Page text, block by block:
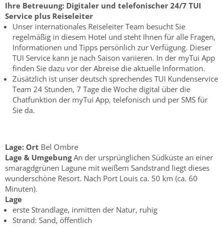
Ihre Betreuung: Digitaler und telefonischer 24/7 TUI
Service plus Reiseleiter
Unser internationales Reiseleiter Team besucht Sie
regelmäßig in diesem Hotel und steht Ihnen für alle Fragen,
Informationen und Tipps persönlich zur Verfügung. Dieser
TUI Service kann je nach Saison variieren. In der myTui App
finden Sie dazu vor der Abreise die aktuelle Information.
Zusätzlich ist unser deutsch sprechendes TUI Kundenservice
Team 24 Stunden, 7 Tage die Woche digital über die
Chatfunktion der myTui App, telefonisch und per SMS für
Sie da.
Lage: Ort Bel Ombre
Lage & UmgebungAn der ursprünglichen Südküste an einer
smaragdgrünen Lagune mit weißem Sandstrand liegt dieses
wunderschöne Resort. Nach Port Louis ca. 50 km (ca. 60
Minuten).
Lage
erste Strandlage, inmitten der Natur, ruhig
Strand: Sand, öffentlich